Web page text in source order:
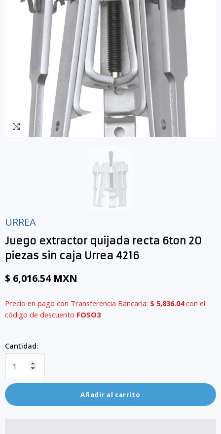
URREA
Juego extractor quijada recta 6ton 20
piezas sin caja Urrea 4216
$ 6,016.54 MXN
Precio en pago con Transferencia Bancaria: $ 5,836.04con el
código de descuento FOSO3
Cantidad:
Añadir al carrito